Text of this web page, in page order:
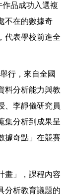
品成功入選複
不在的數據奇
代表學校前進全
行，來自全國
料分析能力與教
、李靜儀研究員
集分析到成果呈
據奇點」在競賽
畫」，課程內容
分析教育議題的